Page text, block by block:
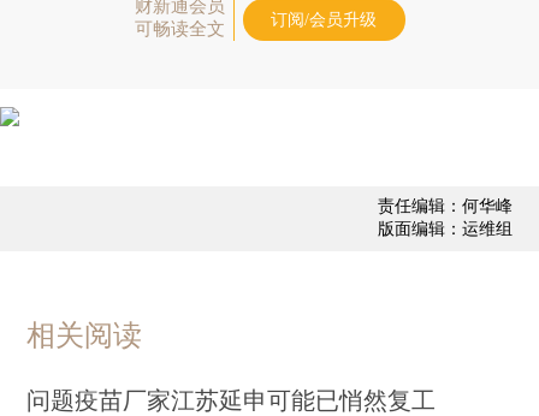
财新通会员
可畅读全文
订阅/会员升级
责任编辑：何华峰
版面编辑：运维组
相关阅读
问题疫苗厂家江苏延申可能已悄然复工